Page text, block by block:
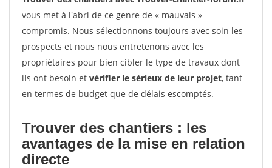
vous met à l'abri de ce genre de « mauvais »
compromis. Nous sélectionnons toujours avec soin les
prospects et nous nous entretenons avec les
propriétaires pour bien cibler le type de travaux dont
ils ont besoin et vérifier le sérieux de leur projet, tant
en termes de budget que de délais escomptés.
Trouver des chantiers : les
avantages de la mise en relation
directe